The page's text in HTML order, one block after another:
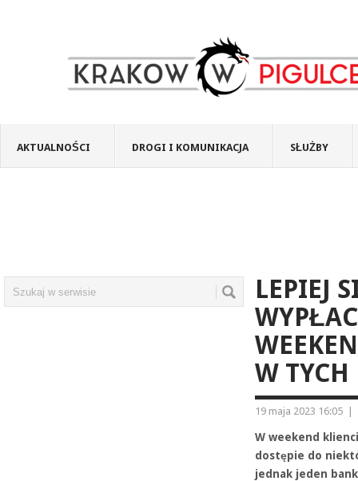
AKTUALNOŚCI DROGI I KOMUNIKACJA SŁUŻBY
LEPIEJ
W
19 maja 2023 16:05
W weekend
dostępie do
jednak jeden